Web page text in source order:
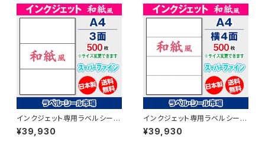
インクジェット専用ラベルシール
和紙 A4-3面 500枚 スーパー
ファイン T1Y3iB【日本製】
¥39,930
インクジェット専用ラベルシール
和紙 A4-横4面 500枚 スーパ
ーファイン T1Y4iB【日本製】
¥39,930